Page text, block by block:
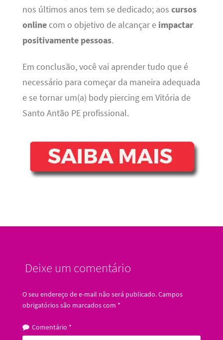
nos últimos anos tem se dedicado; aos cursos
onlinecom o objetivo de alcançar e impactar
positivamente pessoas.
Em conclusão, você vai aprender tudo que é
necessário para começar da maneira adequada
e se tornar um(a) body piercing em Vitória de
Santo Antão PE profissional.
Deixe um comentário
O seu endereço de e-mail não será publicado.Campos
obrigatórios são marcados com *
Comentário *